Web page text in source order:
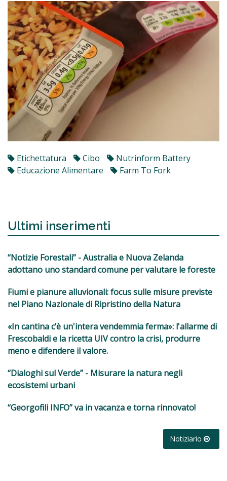
Etichettatura Cibo
Nutrinform Battery
Educazione Alimentare
Farm To Fork
Ultimi inserimenti
“Notizie Forestali” - Australia e Nuova Zelanda
adottano uno standard comune per valutare le foreste
Fiumi e pianure alluvionali: focus sulle misure previste
nel Piano Nazionale di Ripristino della Natura
«In cantina c’è un'intera vendemmia ferma»: l'allarme di
Frescobaldi e la ricetta UIV contro la crisi, produrre
meno e difendere il valore.
“Dialoghi sul Verde” - Misurare la natura negli
ecosistemi urbani
“Georgofili INFO” va in vacanza e torna rinnovato!
Notiziario